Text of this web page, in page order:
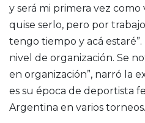
y será mi primera vez
quise serlo, pero por
tengo tiempo y acá
nivel de organización. Se
en organización”, narró la
es su época de deportista
Argentina en varios torneos.